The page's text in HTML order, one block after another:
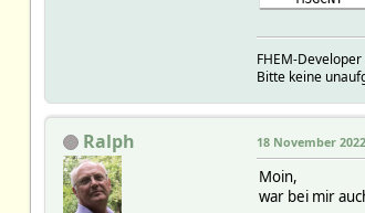
NR
STATE
TYPE
webCmd
.attraggr:
READINGS:
2022-
FHEM-
Bitte keine
Ralph 18 November
Moin,
war bei mir